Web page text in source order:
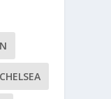
CHELSEA